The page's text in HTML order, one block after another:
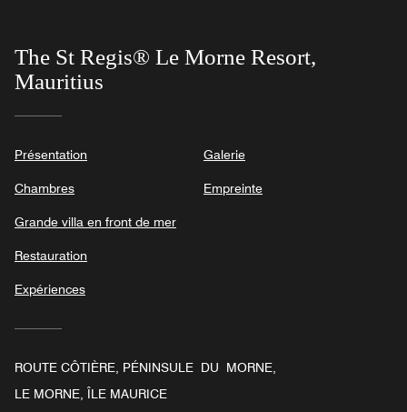
The St Regis® Le Morne Resort,
Mauritius
Présentation
Chambres
Grande villa en front de mer
Restauration
Expériences
Galerie
Empreinte
ROUTE CÔTIÈRE, PÉNINSULE DU MORNE,
LE MORNE, ÎLE MAURICE